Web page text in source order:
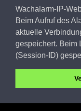
Wachalarm-IP-
Beim Aufruf des
aktuelle
gespeichert. Beim
(Session-ID)
PM FW